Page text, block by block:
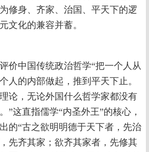
修身、齐家、治国、平天下的逻
文化的兼容并蓄。
价中国传统政治哲学“把一个人从
人的内部做起，推到平天下止。
论，无论外国什么哲学家都没有
”这直指儒学“内圣外王”的核心，
的“古之欲明明德于天下者，先治
先齐其家；欲齐其家者，先修其